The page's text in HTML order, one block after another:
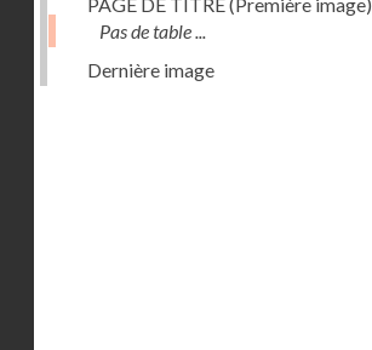
Pas de table ...
Dernière image